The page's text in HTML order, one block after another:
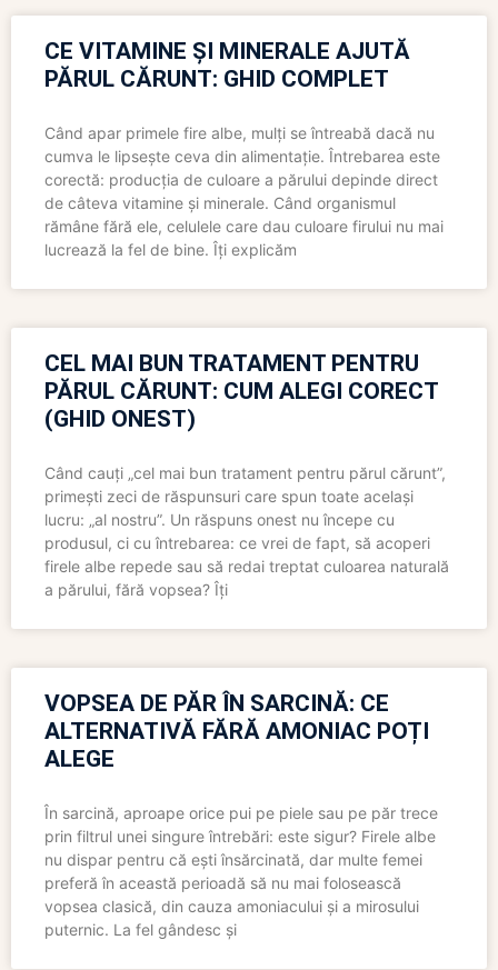
CE VITAMINE ȘI MINERALE AJUTĂ
PĂRUL CĂRUNT: GHID COMPLET
Când apar primele fire albe, mulți se întreabă dacă nu
cumva le lipsește ceva din alimentație. Întrebarea este
corectă: producția de culoare a părului depinde direct
de câteva vitamine și minerale. Când organismul
rămâne fără ele, celulele care dau culoare firului nu mai
lucrează la fel de bine. Îți explicăm
CEL MAI BUN TRATAMENT PENTRU
PĂRUL CĂRUNT: CUM ALEGI CORECT
(GHID ONEST)
Când cauți „cel mai bun tratament pentru părul cărunt”,
primești zeci de răspunsuri care spun toate același
lucru: „al nostru”. Un răspuns onest nu începe cu
produsul, ci cu întrebarea: ce vrei de fapt, să acoperi
firele albe repede sau să redai treptat culoarea naturală
a părului, fără vopsea? Îți
VOPSEA DE PĂR ÎN SARCINĂ: CE
ALTERNATIVĂ FĂRĂ AMONIAC POȚI
ALEGE
În sarcină, aproape orice pui pe piele sau pe păr trece
prin filtrul unei singure întrebări: este sigur? Firele albe
nu dispar pentru că ești însărcinată, dar multe femei
preferă în această perioadă să nu mai folosească
vopsea clasică, din cauza amoniacului și a mirosului
puternic. La fel gândesc și